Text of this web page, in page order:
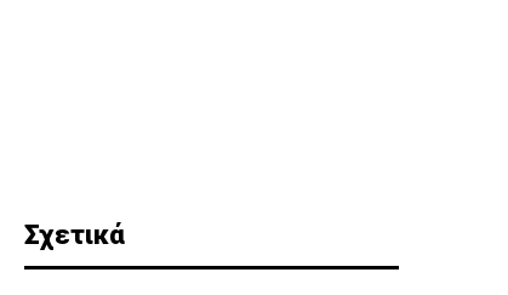
Σχετικά